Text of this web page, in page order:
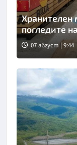
Хранителен
погледите
07 август | 9:44